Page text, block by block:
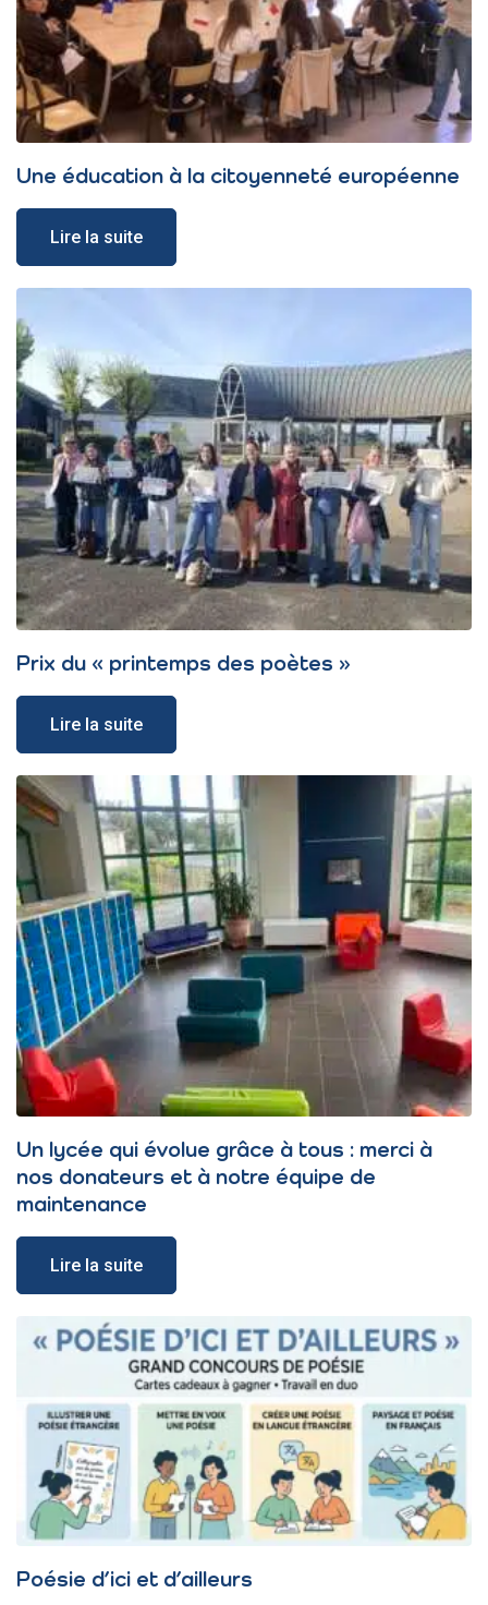
Une éducation à la citoyenneté européenne
Lire la suite
Prix du « printemps des poètes »
Lire la suite
Un lycée qui évolue grâce à tous : merci à
nos donateurs et à notre équipe de
maintenance
Lire la suite
Poésie d’ici et d’ailleurs